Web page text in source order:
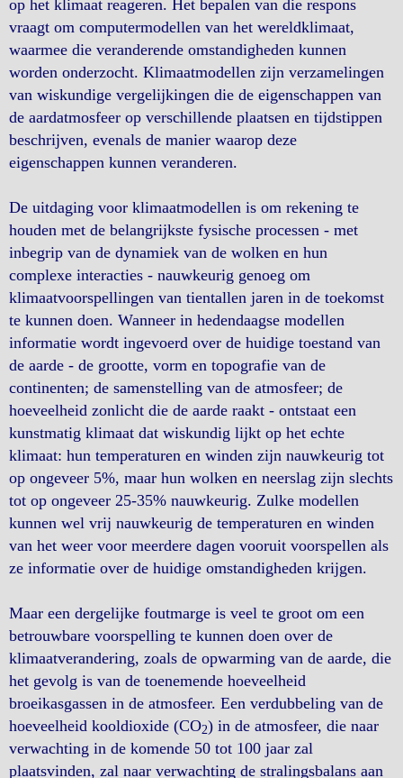
op het klimaat reageren. Het bepalen van die respons
vraagt om computermodellen van het wereldklimaat,
waarmee die veranderende omstandigheden kunnen
worden onderzocht. Klimaatmodellen zijn verzamelingen
van wiskundige vergelijkingen die de eigenschappen van
de aardatmosfeer op verschillende plaatsen en tijdstippen
beschrijven, evenals de manier waarop deze
eigenschappen kunnen veranderen.
De uitdaging voor klimaatmodellen is om rekening te
houden met de belangrijkste fysische processen - met
inbegrip van de dynamiek van de wolken en hun
complexe interacties - nauwkeurig genoeg om
klimaatvoorspellingen van tientallen jaren in de toekomst
te kunnen doen. Wanneer in hedendaagse modellen
informatie wordt ingevoerd over de huidige toestand van
de aarde - de grootte, vorm en topografie van de
continenten; de samenstelling van de atmosfeer; de
hoeveelheid zonlicht die de aarde raakt - ontstaat een
kunstmatig klimaat dat wiskundig lijkt op het echte
klimaat: hun temperaturen en winden zijn nauwkeurig tot
op ongeveer 5%, maar hun wolken en neerslag zijn slechts
tot op ongeveer 25-35% nauwkeurig. Zulke modellen
kunnen wel vrij nauwkeurig de temperaturen en winden
van het weer voor meerdere dagen vooruit voorspellen als
ze informatie over de huidige omstandigheden krijgen.
Maar een dergelijke foutmarge is veel te groot om een
betrouwbare voorspelling te kunnen doen over de
klimaatverandering, zoals de opwarming van de aarde, die
het gevolg is van de toenemende hoeveelheid
broeikasgassen in de atmosfeer. Een verdubbeling van de
hoeveelheid kooldioxide (CO2) in de atmosfeer, die naar
verwachting in de komende 50 tot 100 jaar zal
plaatsvinden, zal naar verwachting de stralingsbalans aan